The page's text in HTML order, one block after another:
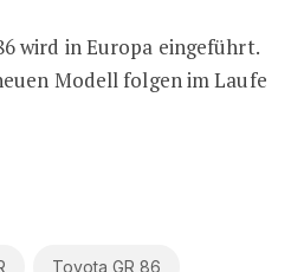
wird in Europa eingeführt.
Modell folgen im Laufe
Toyota GR 86